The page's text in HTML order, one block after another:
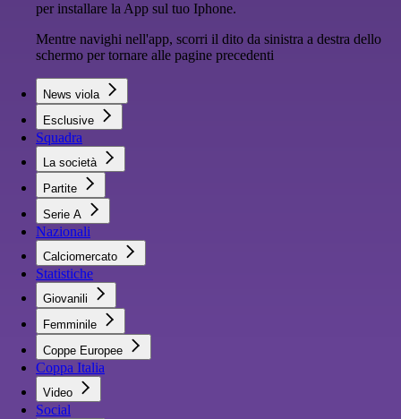
per installare la App sul tuo Iphone.
Mentre navighi nell'app, scorri il dito da sinistra a destra dello
schermo per tornare alle pagine precedenti
News viola
Esclusive
Squadra
La società
Partite
Serie A
Nazionali
Calciomercato
Statistiche
Giovanili
Femminile
Coppe Europee
Coppa Italia
Video
Social